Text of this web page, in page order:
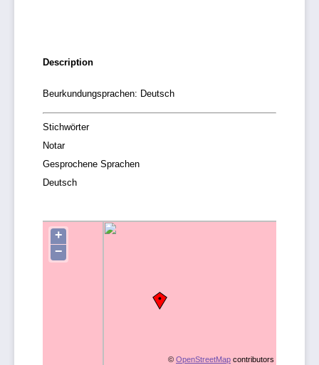
Description
Beurkundungsprachen: Deutsch
Stichwörter
Notar
Gesprochene Sprachen
Deutsch
+
−
© OpenStreetMap contributors